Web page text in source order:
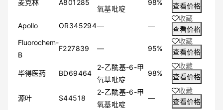
麦克林 A801285
氧基吡啶
98%
查看价格
Apollo OR345294— —
收藏
查看价格
Fluorochem-
B
F227839 — 95%
收藏
查看价格
毕得医药 BD69464
2-乙酰基-6-甲
氧基吡啶
98%
收藏
查看价格
源叶 S44518
2-乙酰基-6-甲
氧基吡啶
—
收藏
查看价格